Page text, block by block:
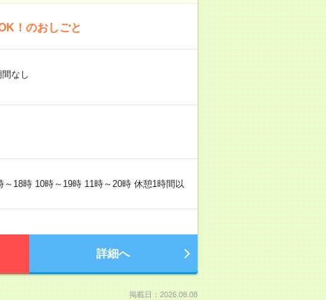
！のおしごと
なし
18時 10時～19時 11時～20時 休憩1時間以
詳細へ
掲載日：2026.08.08